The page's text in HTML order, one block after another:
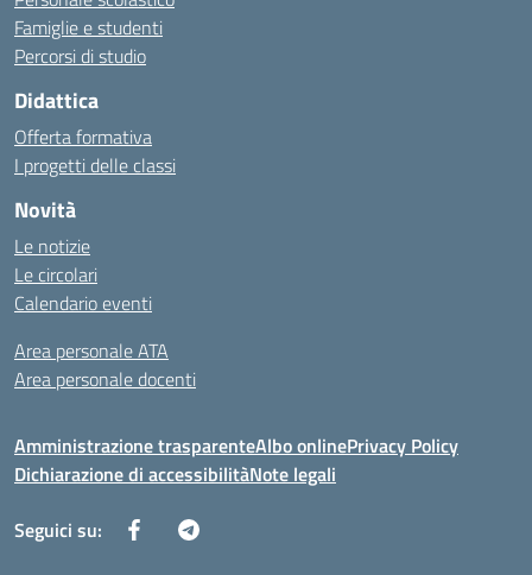
Famiglie e studenti
Percorsi di studio
Didattica
Offerta formativa
I progetti delle classi
Novità
Le notizie
Le circolari
Calendario eventi
Area personale ATA
Area personale docenti
Amministrazione trasparenteAlbo onlinePrivacy Policy
Dichiarazione di accessibilitàNote legali
Seguici su: